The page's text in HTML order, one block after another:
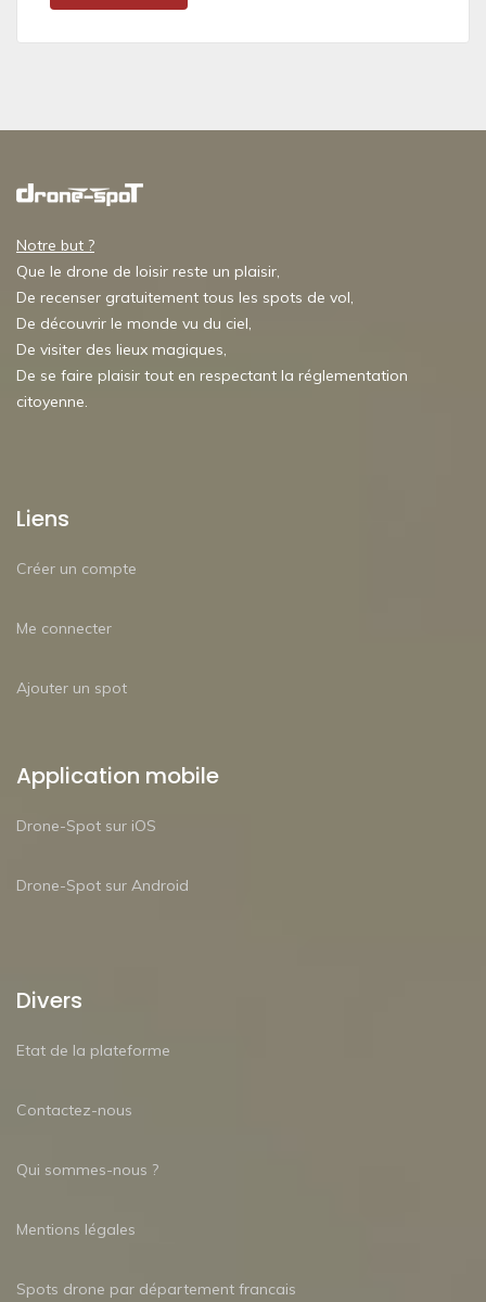
Notre but ?
Que le drone de loisir reste un plaisir,
De recenser gratuitement tous les spots de vol,
De découvrir le monde vu du ciel,
De visiter des lieux magiques,
De se faire plaisir tout en respectant la réglementation
citoyenne.
Liens
Créer un compte
Me connecter
Ajouter un spot
Application mobile
Drone-Spot sur iOS
Drone-Spot sur Android
Divers
Etat de la plateforme
Contactez-nous
Qui sommes-nous ?
Mentions légales
Spots drone par département francais